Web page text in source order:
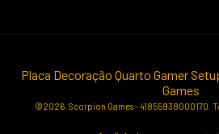
Placa Decoração Quarto Gamer
Games
©2026. Scorpion Games - 41855938000170.